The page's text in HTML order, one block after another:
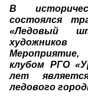
В
состоялся
«Ледовый
клубом РГО
лет
ледового